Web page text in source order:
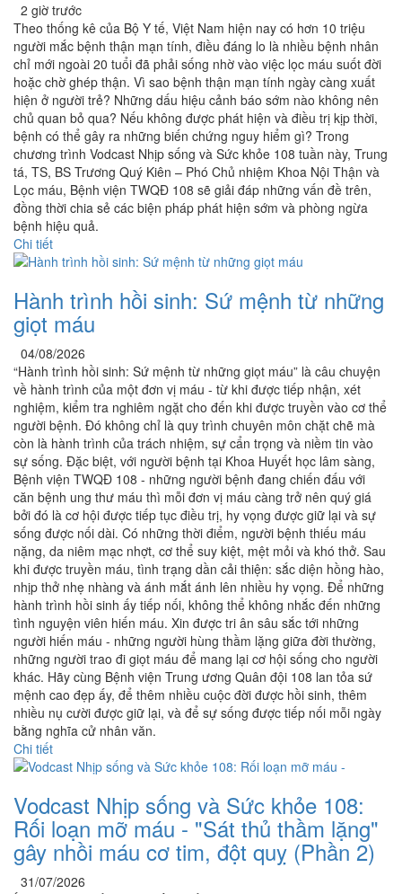
2 giờ trước
Theo thống kê của Bộ Y tế, Việt Nam hiện nay có hơn 10 triệu
người mắc bệnh thận mạn tính, điều đáng lo là nhiều bệnh nhân
chỉ mới ngoài 20 tuổi đã phải sống nhờ vào việc lọc máu suốt đời
hoặc chờ ghép thận. Vì sao bệnh thận mạn tính ngày càng xuất
hiện ở người trẻ? Những dấu hiệu cảnh báo sớm nào không nên
chủ quan bỏ qua? Nếu không được phát hiện và điều trị kịp thời,
bệnh có thể gây ra những biến chứng nguy hiểm gì? Trong
chương trình Vodcast Nhịp sống và Sức khỏe 108 tuần này, Trung
tá, TS, BS Trương Quý Kiên – Phó Chủ nhiệm Khoa Nội Thận và
Lọc máu, Bệnh viện TWQĐ 108 sẽ giải đáp những vấn đề trên,
đồng thời chia sẻ các biện pháp phát hiện sớm và phòng ngừa
bệnh hiệu quả.
Chi tiết
Hành trình hồi sinh: Sứ mệnh từ những
giọt máu
04/08/2026
“Hành trình hồi sinh: Sứ mệnh từ những giọt máu” là câu chuyện
về hành trình của một đơn vị máu - từ khi được tiếp nhận, xét
nghiệm, kiểm tra nghiêm ngặt cho đến khi được truyền vào cơ thể
người bệnh. Đó không chỉ là quy trình chuyên môn chặt chẽ mà
còn là hành trình của trách nhiệm, sự cẩn trọng và niềm tin vào
sự sống. Đặc biệt, với người bệnh tại Khoa Huyết học lâm sàng,
Bệnh viện TWQĐ 108 - những người bệnh đang chiến đấu với
căn bệnh ung thư máu thì mỗi đơn vị máu càng trở nên quý giá
bởi đó là cơ hội được tiếp tục điều trị, hy vọng được giữ lại và sự
sống được nối dài. Có những thời điểm, người bệnh thiếu máu
nặng, da niêm mạc nhợt, cơ thể suy kiệt, mệt mỏi và khó thở. Sau
khi được truyền máu, tình trạng dần cải thiện: sắc diện hồng hào,
nhịp thở nhẹ nhàng và ánh mắt ánh lên nhiều hy vọng. Để những
hành trình hồi sinh ấy tiếp nối, không thể không nhắc đến những
tình nguyện viên hiến máu. Xin được tri ân sâu sắc tới những
người hiến máu - những người hùng thầm lặng giữa đời thường,
những người trao đi giọt máu để mang lại cơ hội sống cho người
khác. Hãy cùng Bệnh viện Trung ương Quân đội 108 lan tỏa sứ
mệnh cao đẹp ấy, để thêm nhiều cuộc đời được hồi sinh, thêm
nhiều nụ cười được giữ lại, và để sự sống được tiếp nối mỗi ngày
bằng nghĩa cử nhân văn.
Chi tiết
Vodcast Nhịp sống và Sức khỏe 108:
Rối loạn mỡ máu - "Sát thủ thầm lặng"
gây nhồi máu cơ tim, đột quỵ (Phần 2)
31/07/2026